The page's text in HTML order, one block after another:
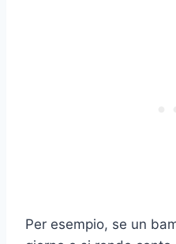
Per esempio, se un